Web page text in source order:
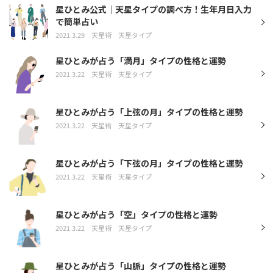
星ひとみ公式｜天星タイプの調べ方！生年月日入力
で簡単占い
2021.3.29 天星術 天星タイプ
星ひとみが占う「満月」タイプの性格と運勢
2021.3.22 天星術 天星タイプ
星ひとみが占う「上弦の月」タイプの性格と運勢
2021.3.22 天星術 天星タイプ
星ひとみが占う「下弦の月」タイプの性格と運勢
2021.3.22 天星術 天星タイプ
星ひとみが占う「空」タイプの性格と運勢
2021.3.22 天星術 天星タイプ
星ひとみが占う「山脈」タイプの性格と運勢